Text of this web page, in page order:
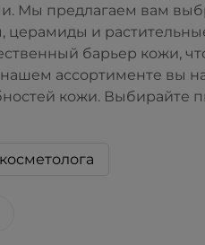
Мы предлагаем вам
и
барьер кожи,
ассортименте вы
кожи. Выбирайте